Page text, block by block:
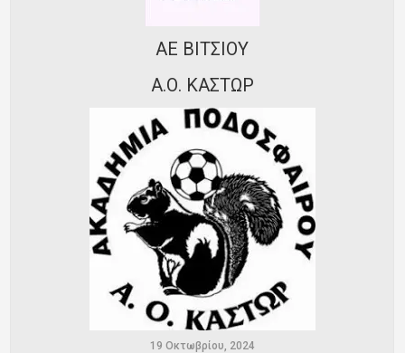
Πρωταθλήματα
Υποδομών
Ορισμοί Διαιτητών
Ποινές
Περισσότερα
ΑΕ ΒΙΤΣΙΟΥ
Α.Ο. ΚΑΣΤΩΡ
19 Οκτωβρίου, 2024